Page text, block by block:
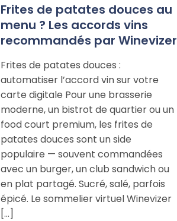
Frites de patates douces au
menu ? Les accords vins
recommandés par Winevizer
Frites de patates douces :
automatiser l’accord vin sur votre
carte digitale Pour une brasserie
moderne, un bistrot de quartier ou un
food court premium, les frites de
patates douces sont un side
populaire — souvent commandées
avec un burger, un club sandwich ou
en plat partagé. Sucré, salé, parfois
épicé. Le sommelier virtuel Winevizer
[…]